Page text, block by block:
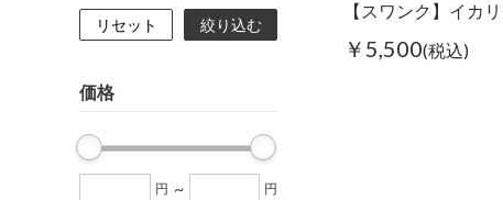
リセット 絞り込む
価格
円 ~ 円
￥5,500(税込)